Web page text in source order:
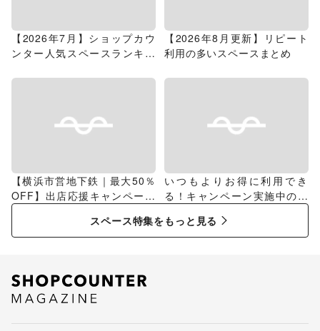
【2026年7月】ショップカウ
ンター人気スペースランキン
【2026年8月更新】リピート
利用の多いスペースまとめ
【横浜市営地下鉄｜最大50％
OFF】出店応援キャンペーン
特集
いつもよりお得に利用でき
る！キャンペーン実施中のス
スペース特集をもっと見る